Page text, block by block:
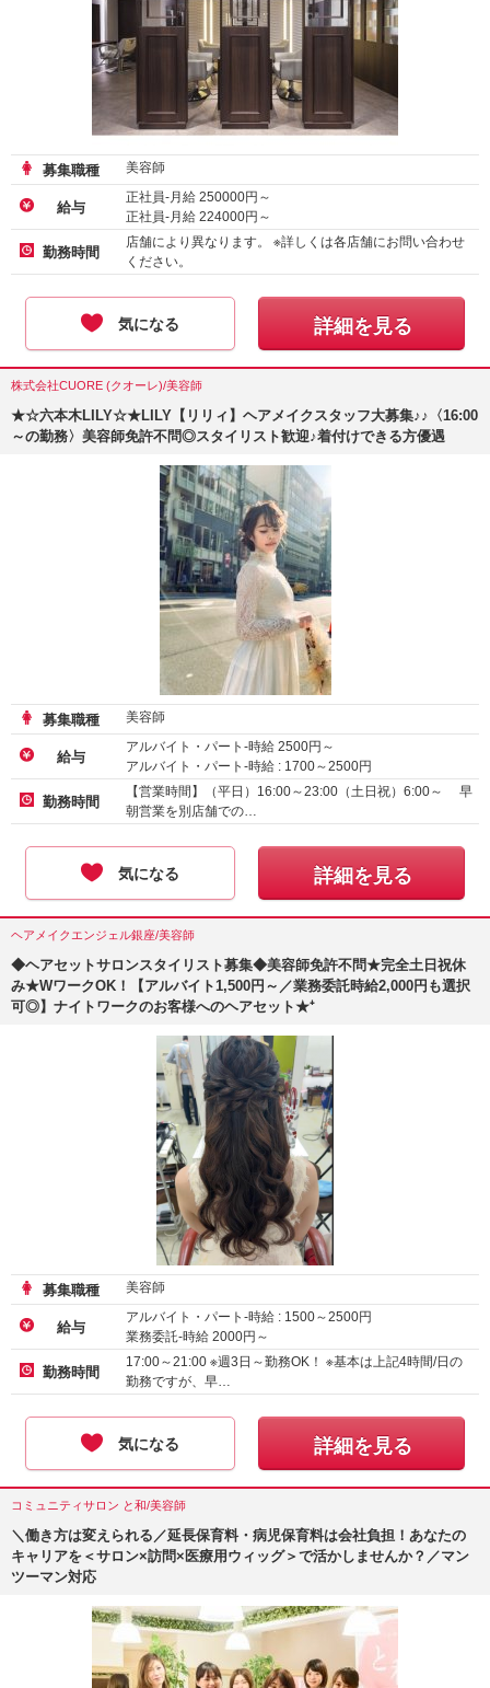
募集職種 美容師
給与
正社員-月給 250000円～
正社員-月給 224000円～
勤務時間
店舗により異なります。 ※詳しくは各店舗にお問い合わせ
ください。
気になる 詳細を見る
株式会社CUORE (クオーレ)/美容師
★☆六本木LILY☆★LILY【リリィ】ヘアメイクスタッフ大募集♪♪〈16:00
～の勤務〉美容師免許不問◎スタイリスト歓迎♪着付けできる方優遇
募集職種 美容師
給与
アルバイト・パート-時給 2500円～
アルバイト・パート-時給 : 1700～2500円
アルバイト・パート-時給 :1226～1300円
勤務時間
【営業時間】（平日）16:00～23:00（土日祝）6:00～ 早
朝営業を別店舗での…
気になる 詳細を見る
ヘアメイクエンジェル銀座/美容師
◆ヘアセットサロンスタイリスト募集◆美容師免許不問★完全土日祝休
み★WワークOK！【アルバイト1,500円～／業務委託時給2,000円も選択
可◎】ナイトワークのお客様へのヘアセット★⁺
募集職種 美容師
給与
アルバイト・パート-時給 : 1500～2500円
業務委託-時給 2000円～
勤務時間
17:00～21:00 ※週3日～勤務OK！ ※基本は上記4時間/日の
勤務ですが、早…
気になる 詳細を見る
コミュニティサロン と和/美容師
＼働き方は変えられる／延長保育料・病児保育料は会社負担！あなたの
キャリアを＜サロン×訪問×医療用ウィッグ＞で活かしませんか？／マン
ツーマン対応